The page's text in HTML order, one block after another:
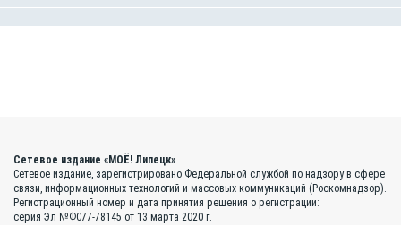
Сетевое издание «МОЁ! Липецк»
Сетевое издание, зарегистрировано Федеральной службой по надзору в сфере
связи, информационных технологий и массовых коммуникаций (Роскомнадзор).
Регистрационный номер и дата принятия решения о регистрации:
серия Эл №ФС77-78145 от 13 марта 2020 г.